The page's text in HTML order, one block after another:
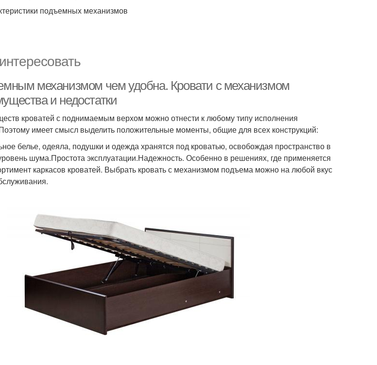
подъемных механизмов
механизмом чем удобна. Кровати с механизмом
и недостатки
кроватей с поднимаемым верхом можно отнести к любому типу исполнения
имеет смысл выделить положительные моменты, общие для всех конструкций:
белье, одеяла, подушки и одежда хранятся под кроватью, освобождая пространство в
шума.Простота эксплуатации.Надежность. Особенно в решениях, где применяется
каркасов кроватей. Выбрать кровать с механизмом подъема можно на любой вкус